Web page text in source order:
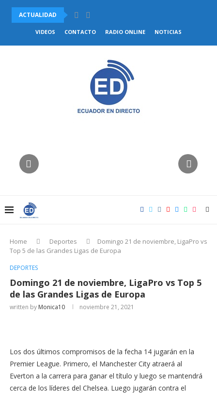
ACTUALIDAD
VENEZUELA Y CHILE ACUERDAN COMENZAR EL RESTABLECIMIENTO
VIDEOS CONTACTO RADIO ONLINE NOTICIAS
Home Deportes
Domingo 21 de noviembre, LigaPro vs
Top 5 de las Grandes Ligas de Europa
DEPORTES
Domingo 21 de noviembre, LigaPro vs Top 5
de las Grandes Ligas de Europa
written by Monica10 noviembre 21, 2021
Los dos últimos compromisos de la fecha 14 jugarán en la
Premier League. Primero, el Manchester City atraerá al
Everton a la carrera para ganar el título y luego se mantendrá
cerca de los líderes del Chelsea. Luego jugarán contra el